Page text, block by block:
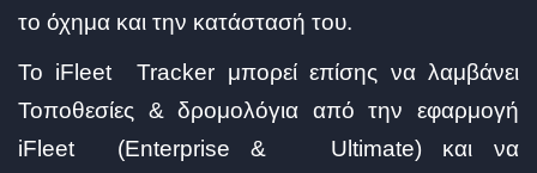
το όχημα και την κατάστασή του.
Το iFleet Tracker μπορεί επίσης να λαμβάνει
Τοποθεσίες & δρομολόγια από την εφαρμογή
iFleet (Enterprise & Ultimate) και να